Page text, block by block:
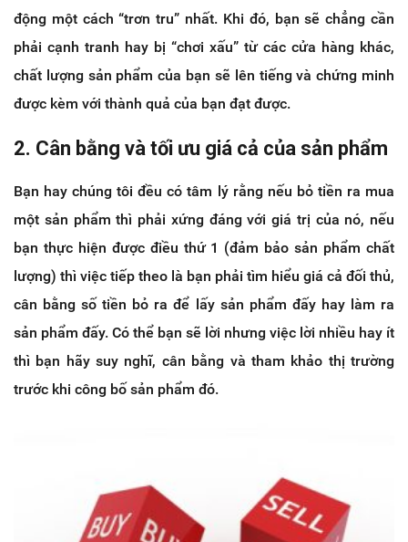
động một cách “trơn tru” nhất. Khi đó, bạn sẽ chẳng cần
phải cạnh tranh hay bị “chơi xấu” từ các cửa hàng khác,
chất lượng sản phẩm của bạn sẽ lên tiếng và chứng minh
được kèm với thành quả của bạn đạt được.
2. Cân bằng và tối ưu giá cả của sản phẩm
Bạn hay chúng tôi đều có tâm lý rằng nếu bỏ tiền ra mua
một sản phẩm thì phải xứng đáng với giá trị của nó, nếu
bạn thực hiện được điều thứ 1 (đảm bảo sản phẩm chất
lượng) thì việc tiếp theo là bạn phải tìm hiểu giá cả đối thủ,
cân bằng số tiền bỏ ra để lấy sản phẩm đấy hay làm ra
sản phẩm đấy. Có thể bạn sẽ lời nhưng việc lời nhiều hay ít
thì bạn hãy suy nghĩ, cân bằng và tham khảo thị trường
trước khi công bố sản phẩm đó.